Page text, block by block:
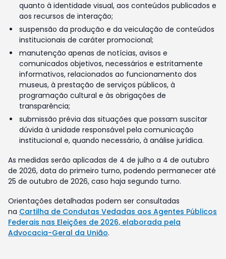
quanto à identidade visual, aos conteúdos publicados e
aos recursos de interação;
suspensão da produção e da veiculação de conteúdos
institucionais de caráter promocional;
manutenção apenas de notícias, avisos e
comunicados objetivos, necessários e estritamente
informativos, relacionados ao funcionamento dos
museus, à prestação de serviços públicos, à
programação cultural e às obrigações de
transparência;
submissão prévia das situações que possam suscitar
dúvida à unidade responsável pela comunicação
institucional e, quando necessário, à análise jurídica.
As medidas serão aplicadas de 4 de julho a 4 de outubro
de 2026, data do primeiro turno, podendo permanecer até
25 de outubro de 2026, caso haja segundo turno.
Orientações detalhadas podem ser consultadas
na Cartilha de Condutas Vedadas aos Agentes Públicos
Federais nas Eleições de 2026, elaborada pela
Advocacia-Geral da União.